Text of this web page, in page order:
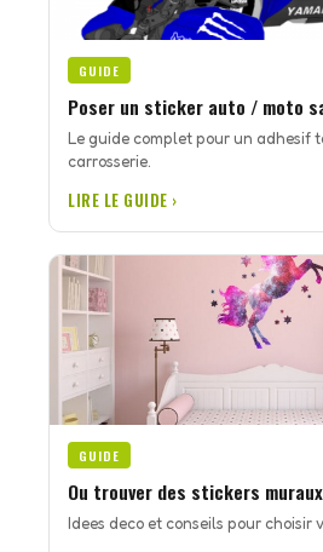
GUIDE
Poser un sticker auto / moto
Le guide complet pour un adhesif
carrosserie.
LIRE LE GUIDE ›
GUIDE
Ou trouver des stickers
Idees deco et conseils pour choisir